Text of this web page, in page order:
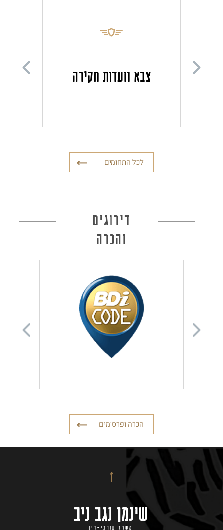
עבירות רשלנות
לכל התחומים
דירוגים
והכרה
הכרה ופרסומים